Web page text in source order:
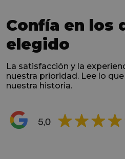
Confía en los
elegido
La satisfacción y la
nuestra prioridad. Lee lo
nuestra historia.